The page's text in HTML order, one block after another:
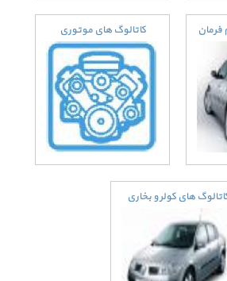
کاتالوگ های موتوری
های کولر و بخاری